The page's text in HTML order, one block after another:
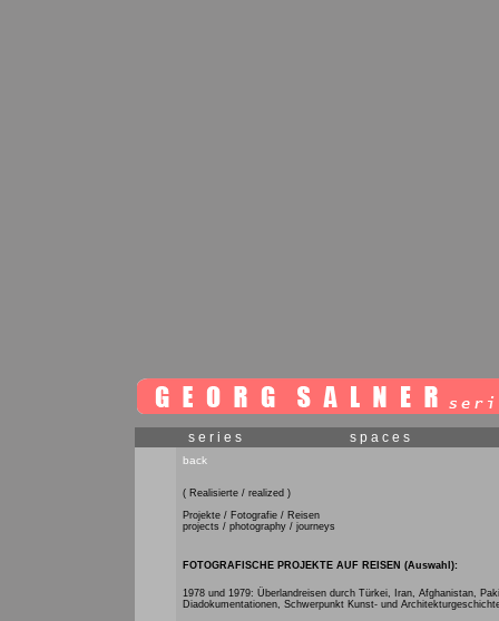
series spaces
back
( Realisierte / realized )
Projekte / Fotografie / Reisen
projects / photography / journeys
FOTOGRAFISCHE PROJEKTE AUF REISEN (Auswahl):
1978 und 1979: Überlandreisen durch Türkei, Iran, Afghanistan,
Diadokumentationen, Schwerpunkt Kunst- und